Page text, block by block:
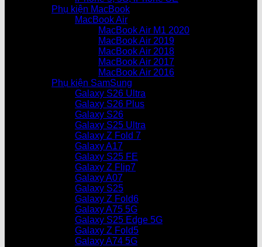
Phụ kiện MacBook
MacBook Air
MacBook Air M1 2020
MacBook Air 2019
MacBook Air 2018
MacBook Air 2017
MacBook Air 2016
Phụ kiện SamSung
Galaxy S26 Ultra
Galaxy S26 Plus
Galaxy S26
Galaxy S25 Ultra
Galaxy Z Fold 7
Galaxy A17
Galaxy S25 FE
Galaxy Z Flip7
Galaxy A07
Galaxy S25
Galaxy Z Fold6
Galaxy A75 5G
Galaxy S25 Edge 5G
Galaxy Z Fold5
Galaxy A74 5G